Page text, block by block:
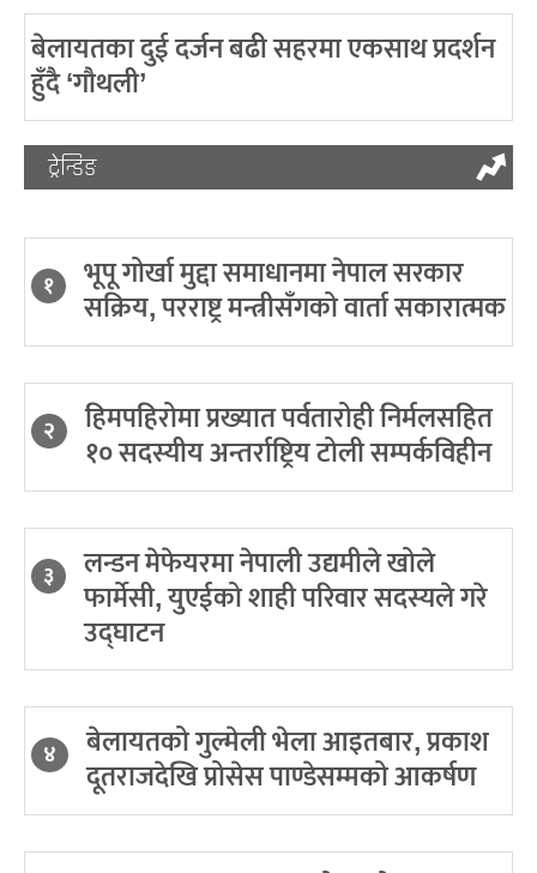
बेलायतका दुई दर्जन बढी सहरमा एकसाथ प्रदर्शन
हुँदै ‘गौथली’
ट्रेन्डिङ
१ भूपू गोर्खा मुद्दा समाधानमा नेपाल सरकार
सक्रिय, परराष्ट्र मन्त्रीसँगको वार्ता सकारात्मक
२ हिमपहिरोमा प्रख्यात पर्वतारोही निर्मलसहित
१० सदस्यीय अन्तर्राष्ट्रिय टोली सम्पर्कविहीन
३ लन्डन मेफेयरमा नेपाली उद्यमीले खोले
फार्मेसी, युएईको शाही परिवार सदस्यले गरे
उद्घाटन
४ बेलायतको गुल्मेली भेला आइतबार, प्रकाश
दूतराजदेखि प्रोसेस पाण्डेसम्मको आकर्षण